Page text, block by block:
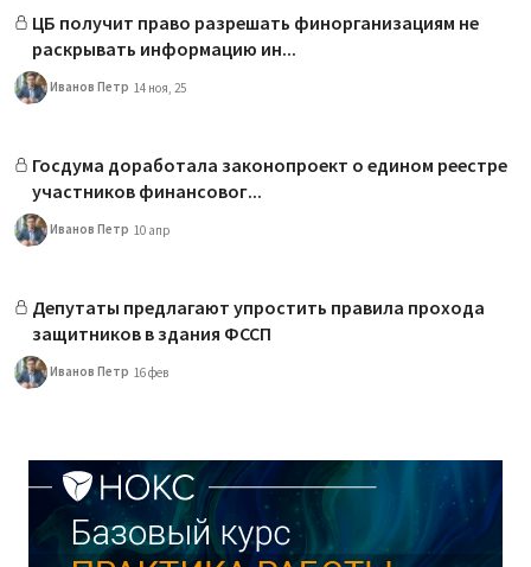
ЦБ получит право разрешать финорганизациям не
раскрывать информацию ин...
Иванов Петр 14 ноя, 25
Госдума доработала законопроект о едином реестре
участников финансовог...
Иванов Петр 10 апр
Депутаты предлагают упростить правила прохода
защитников в здания ФССП
Иванов Петр 16 фев